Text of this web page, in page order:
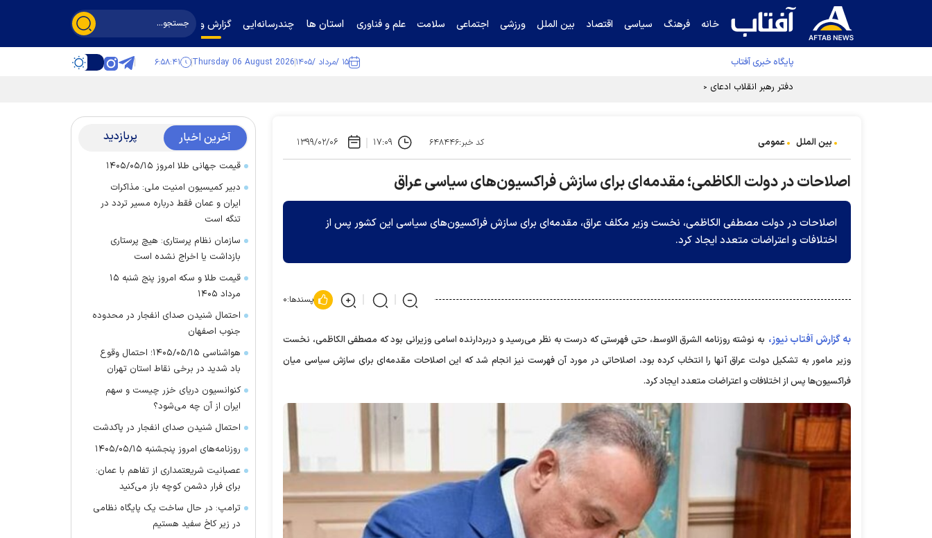
خانه فرهنگ سیاسی اقتصاد بین الملل ورزشی اجتماعی سلامت علم و فناوری استان ها چندرسانه‌ایی گزارش و گفت‌وگو
پایگاه خبری آفتاب ۱۵ /مرداد /۱۴۰۵ Thursday 06 August 2026 ۶:۵۸:۴۲
دفتر رهبر انقلاب ادعای خرازی درباره پزشکیان را تکذیب کرد
بین الملل عمومی کد خبر:۶۴۸۴۴۶ ۱۷:۰۹ ۱۳۹۹/۰۲/۰۶
اصلاحات در دولت الکاظمی؛ مقدمه‌ای برای سازش فراکسیون‌های سیاسی عراق
اصلاحات در دولت مصطفی الکاظمی، نخست وزیر مکلف عراق، مقدمه‌ای برای سازش فراکسیون‌های سیاسی این کشور پس از
اختلافات و اعتراضات متعدد ایجاد کرد.
پسندها:۰
به گزارش آفتاب نیوز، به نوشته روزنامه الشرق الاوسط، حتی فهرستی که درست به نظر می‌رسید و دربردارنده اسامی وزیرانی بود که مصطفی الکاظمی، نخست
وزیر مامور به تشکیل دولت عراق آنها را انتخاب کرده بود، اصلاحاتی در مورد آن فهرست نیز انجام شد که این اصلاحات مقدمه‌ای برای سازش سیاسی میان
فراکسیون‌ها پس از اختلافات و اعتراضات متعدد ایجاد کرد.
آخرین اخبار پربازدید
قیمت جهانی طلا امروز ۱۴۰۵/۰۵/۱۵
دبیر کمیسیون امنیت ملی: مذاکرات
ایران و عمان فقط درباره مسیر تردد در
تنگه است
سازمان نظام پرستاری: هیچ پرستاری
بازداشت یا اخراج نشده است
قیمت طلا و سکه امروز پنج شنبه ۱۵
مرداد ۱۴۰۵
احتمال شنیدن صدای انفجار در محدوده
جنوب اصفهان
هواشناسی ۱۴۰۵/۰۵/۱۵؛ احتمال وقوع
باد شدید در برخی نقاط استان تهران
کنوانسیون دریای خزر چیست و سهم
ایران از آن چه می‌شود؟
احتمال شنیدن صدای انفجار در پاکدشت
روزنامه‌های امروز پنجشنبه ۱۴۰۵/۰۵/۱۵
عصبانیت شریعتمداری از تفاهم با عمان:
برای فرار دشمن کوچه باز می‌کنید
ترامپ: در حال ساخت یک پایگاه نظامی
در زیر کاخ سفید هستیم